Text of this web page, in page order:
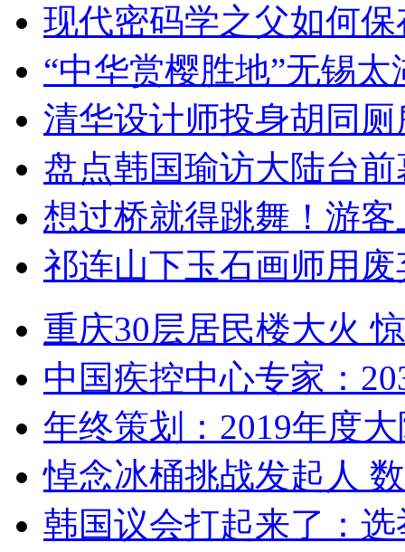
现代密码学之父如何
“中华赏樱胜地”无锡
清华设计师投身胡同
盘点韩国瑜访大陆台
想过桥就得跳舞！游客
祁连山下玉石画师用
重庆30层居民楼大火
中国疾控中心专家：
年终策划：2019年度
悼念冰桶挑战发起人
韩国议会打起来了：